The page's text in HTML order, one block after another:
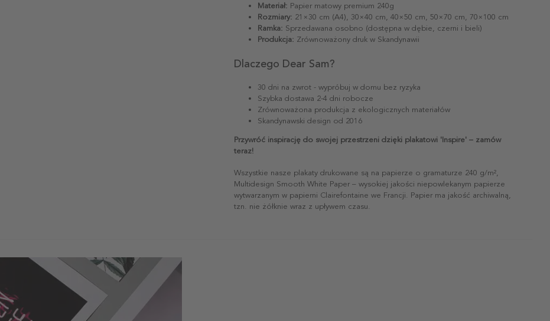
Materiał: Papier matowy premium 240g
Rozmiary: 21×30 cm (A4), 30×40 cm, 40×50 cm, 50×70 cm, 70×100 cm
Ramka: Sprzedawana osobno (dostępna w dębie, czerni i bieli)
Produkcja: Zrównoważony druk w Skandynawii
Dlaczego Dear Sam?
30 dni na zwrot - wypróbuj w domu bez ryzyka
Szybka dostawa 2-4 dni robocze
Zrównoważona produkcja z ekologicznych materiałów
Skandynawski design od 2016
Przywróć inspirację do swojej przestrzeni dzięki plakatowi 'Inspire' – zamów
teraz!
Wszystkie nasze plakaty drukowane są na papierze o gramaturze 240 g/m²,
Multidesign Smooth White Paper – wysokiej jakości niepowlekanym papierze
wytwarzanym w papierni Clairefontaine we Francji. Papier ma jakość archiwalną,
tzn. nie żółknie wraz z upływem czasu.